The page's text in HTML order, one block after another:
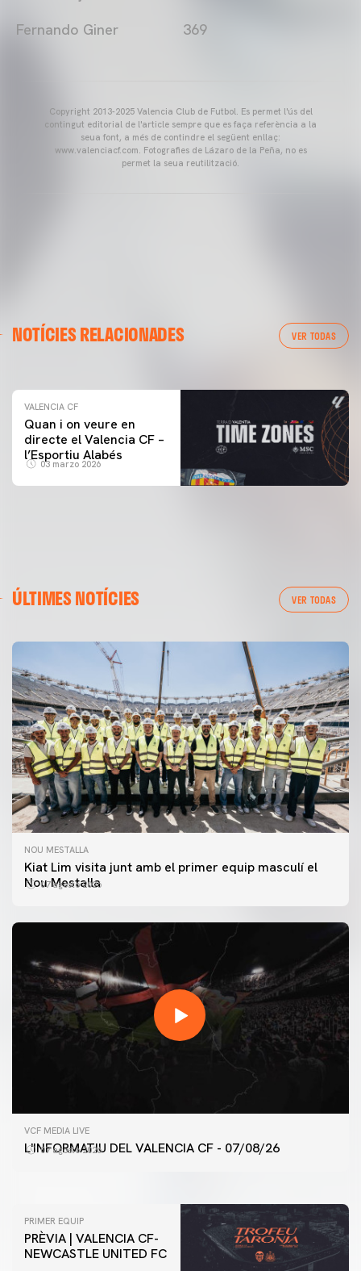
Fernando Giner 369
Copyright 2013-2025 Valencia Club de Futbol. Es permet l'ús del
contingut editorial de l'article sempre que es faça referència a la
seua font, a més de contindre el següent enllaç:
www.valenciacf.com. Fotografies de Lázaro de la Peña, no es
permet la seua reutilització.
NOTÍCIES RELACIONADES VER TODAS
ENTRENAMENT DEL VALENCIA CF 04/03/26
VALENCIA CF
Quan i on veure en
directe el Valencia CF –
l’Esportiu Alabés
03 marzo 2026
ÚLTIMES NOTÍCIES VER TODAS
NOU MESTALLA
Kiat Lim visita junt amb el primer equip masculí el
Nou Mestalla
07 agosto 2026
VCF MEDIA LIVE
L'INFORMATIU DEL VALENCIA CF - 07/08/26
07 agosto 2026
PRIMER EQUIP
ENTRENAMENT DEL VALENCIA CF 7/8/2026
PRIMER EQUIP
PRÈVIA | VALENCIA CF-
NEWCASTLE UNITED FC